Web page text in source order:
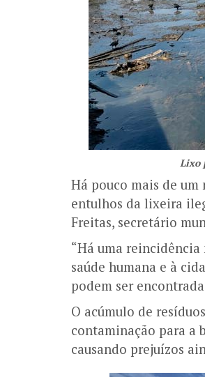
Lixo
Há pouco mais de um
entulhos da lixeira
Freitas, secretário
“Há uma
saúde humana e à
podem ser
O acúmulo de
contaminação para a
causando prejuízos